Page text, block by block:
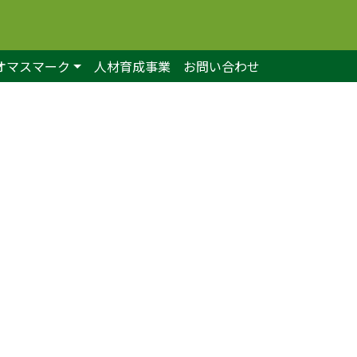
マスマーク 人材育成事業 お問い合わせ